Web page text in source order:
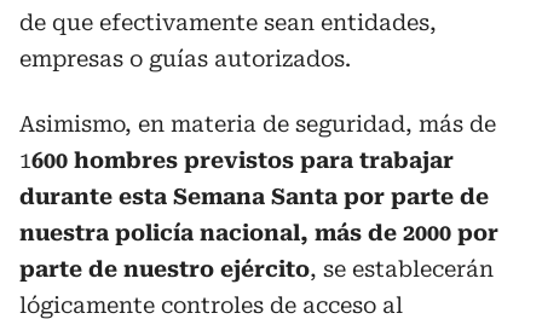
de que efectivamente sean entidades,
empresas o guías autorizados.
Asimismo, en materia de seguridad, más de
1600 hombres previstos para trabajar
durante esta Semana Santa por parte de
nuestra policía nacional, más de 2000 por
parte de nuestro ejército, se establecerán
lógicamente controles de acceso al